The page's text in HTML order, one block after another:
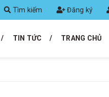
Tìm kiếm Đăng ký
TIN TỨC TRANG CHỦ